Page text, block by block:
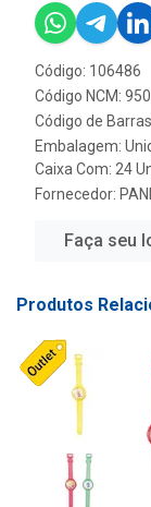
Código: 106486
Código NCM:
Código de
Embalagem:
Caixa Com: 24
Fornecedor:
Faça seu
Produtos